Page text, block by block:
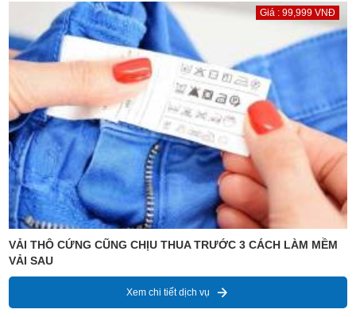
Giá : 99,999 VNĐ
VẢI THÔ CỨNG CŨNG CHỊU THUA TRƯỚC 3 CÁCH LÀM MỀM
VẢI SAU
Xem chi tiết dịch vụ